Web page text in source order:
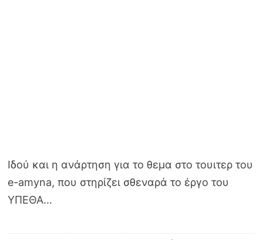
Ιδού και η ανάρτηση για το θεμα στο τουιτερ του
e-amyna, που στηρίζει σθεναρά το έργο του
ΥΠΕΘΑ…